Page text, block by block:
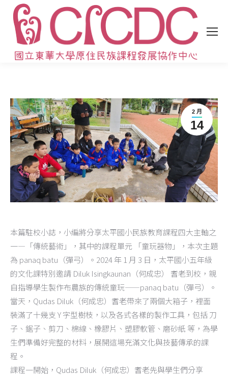
2 月
14
本篇駐校小誌，小編將分享太平國小民族教育課程四大主軸之
一—「傳統藝術」，其中的課程單元 「童玩器物」，本次主題
為 panaq batu（彈弓）。2024 年 1 月 3 日，太平國小五年級
的文化課特別邀請 Diluk Isingkaunan（何成忠） 耆老到校，親
自指導學生製作布農族的傳統童玩——panaq batu（彈弓）。
當天，Qudas Diluk（何成忠）耆老帶來了兩個大箱子，裡面
裝滿了十幾支 Y 字型樹枝，以及各式各樣的製作工具，包括 刀
子、鋸子、剪刀、棉線、橡膠片、塑膠軟管、磨砂紙 等，為學
生們準備好完整的材料，展開這場充滿文化與技藝傳承的課
程。
課程一開始，Qudas Diluk（何成忠）耆老先與學生們分享